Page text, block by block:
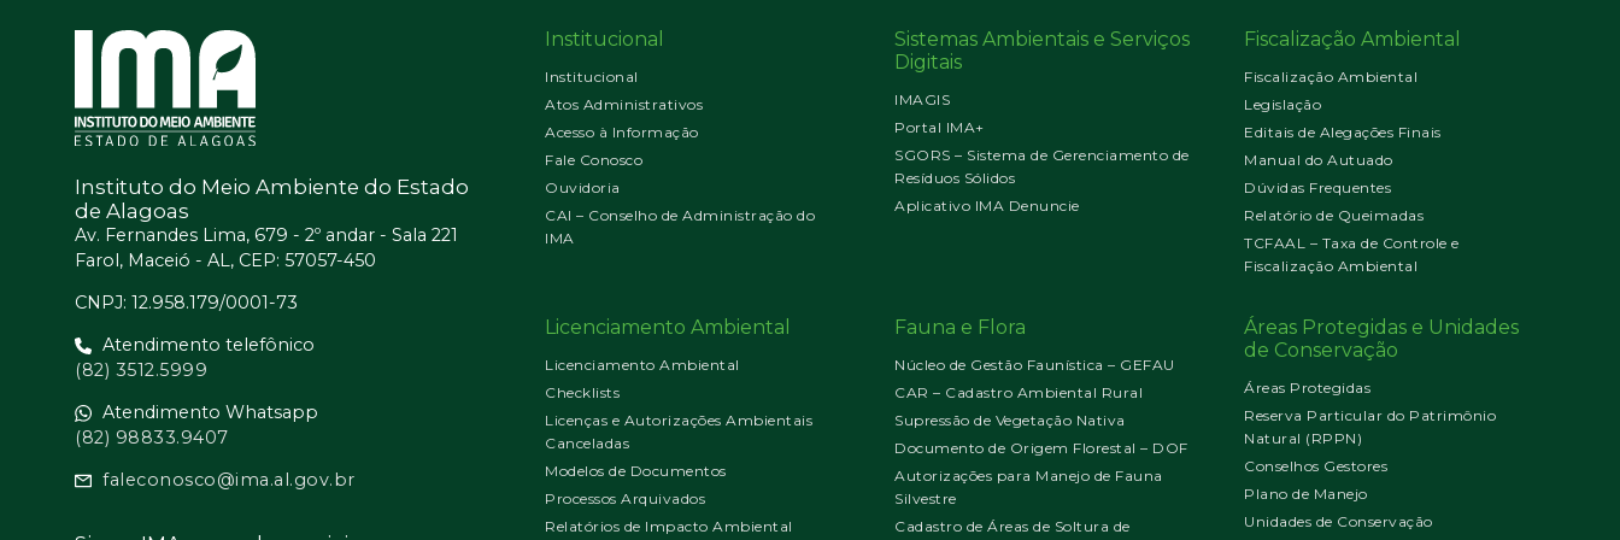
Instituto do Meio Ambiente do Estado
de Alagoas
Av. Fernandes Lima, 679 - 2º andar - Sala 221
Farol, Maceió - AL, CEP: 57057-450
CNPJ: 12.958.179/0001-73
Atendimento telefônico
(82) 3512.5999
Atendimento Whatsapp
(82) 98833.9407
faleconosco@ima.al.gov.br
Institucional
Institucional
Atos Administrativos
Acesso à Informação
Fale Conosco
Ouvidoria
CAI – Conselho de Administração do
IMA
Sistemas Ambientais e Serviços
Digitais
IMAGIS
Portal IMA+
SGORS – Sistema de Gerenciamento de
Resíduos Sólidos
Aplicativo IMA Denuncie
Fiscalização Ambiental
Fiscalização Ambiental
Legislação
Editais de Alegações Finais
Manual do Autuado
Dúvidas Frequentes
Relatório de Queimadas
TCFAAL – Taxa de Controle e
Fiscalização Ambiental
Licenciamento Ambiental
Licenciamento Ambiental
Checklists
Licenças e Autorizações Ambientais
Canceladas
Modelos de Documentos
Processos Arquivados
Relatórios de Impacto Ambiental
Fauna e Flora
Núcleo de Gestão Faunística – GEFAU
CAR – Cadastro Ambiental Rural
Supressão de Vegetação Nativa
Documento de Origem Florestal – DOF
Autorizações para Manejo de Fauna
Silvestre
Cadastro de Áreas de Soltura de
Áreas Protegidas e Unidades
de Conservação
Áreas Protegidas
Reserva Particular do Patrimônio
Natural (RPPN)
Conselhos Gestores
Plano de Manejo
Unidades de Conservação